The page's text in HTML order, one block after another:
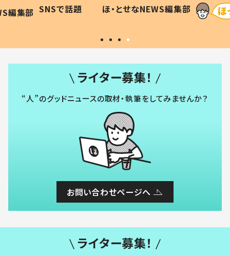
編集部 #令和の子
SNSで話題 ほ・とせなNEWS編集部
い」
ライター募集！
“人”のグッドニュースの取材・執筆をしてみませんか？
お問い合わせページへ
ライター募集！